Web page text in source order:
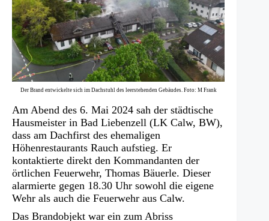
Der Brand entwickelte sich im Dachstuhl des leerstehenden Gebäudes. Foto: M Frank
Am Abend des 6. Mai 2024 sah der städtische
Hausmeister in Bad Liebenzell (LK Calw, BW),
dass am Dachfirst des ehemaligen
Höhenrestaurants Rauch aufstieg. Er
kontaktierte direkt den Kommandanten der
örtlichen Feuerwehr, Thomas Bäuerle. Dieser
alarmierte gegen 18.30 Uhr sowohl die eigene
Wehr als auch die Feuerwehr aus Calw.
Das Brandobjekt war ein zum Abriss